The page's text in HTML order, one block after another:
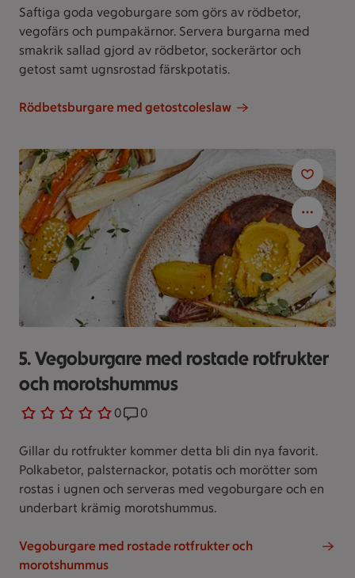
Saftiga goda vegoburgare som görs av rödbetor,
vegofärs och pumpakärnor. Servera burgarna med
smakrik sallad gjord av rödbetor, sockerärtor och
getost samt ugnsrostad färskpotatis.
Rödbetsburgare med getostcoleslaw
5. Vegoburgare med rostade rotfrukter
och morotshummus
0
0 personer har röstatReceptet har 0 kommentarer
0
Gillar du rotfrukter kommer detta bli din nya favorit.
Polkabetor, palsternackor, potatis och morötter som
rostas i ugnen och serveras med vegoburgare och en
underbart krämig morotshummus.
Vegoburgare med rostade rotfrukter och
morotshummus